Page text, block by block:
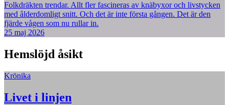
Folkdräkten trendar. Allt fler fascineras av knäbyxor och livstycken
med ålderdomligt snitt. Och det är inte första gången. Det är den
fjärde vågen som nu rullar in.
25 maj 2026
Hemslöjd åsikt
Krönika
Livet i linjen